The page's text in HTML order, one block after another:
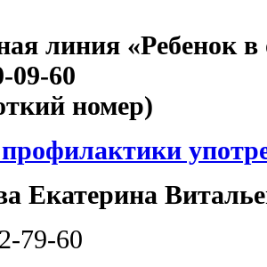
линия «Ребенок в
09-60
номер)
Екатерина
79-60